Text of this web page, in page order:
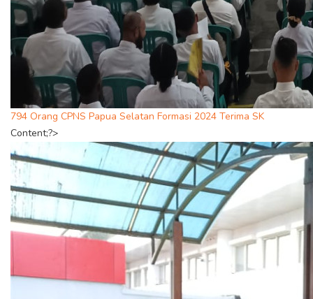
794 Orang CPNS Papua Selatan Formasi 2024 Terima SK
Content;?>